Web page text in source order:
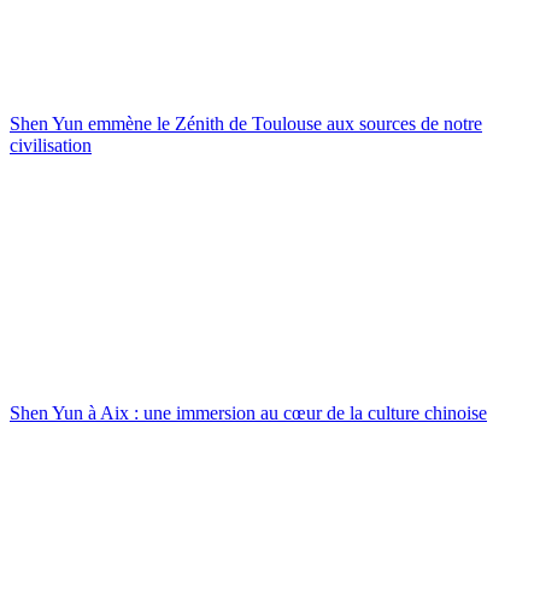
Shen Yun emmène le Zénith de Toulouse aux sources de notre
civilisation
Shen Yun à Aix : une immersion au cœur de la culture chinoise